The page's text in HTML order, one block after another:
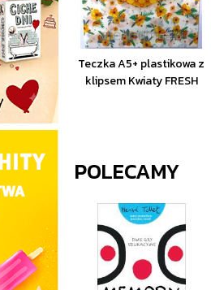
Teczka A5+ plastikowa z
klipsem Kwiaty FRESH
POLECAMY